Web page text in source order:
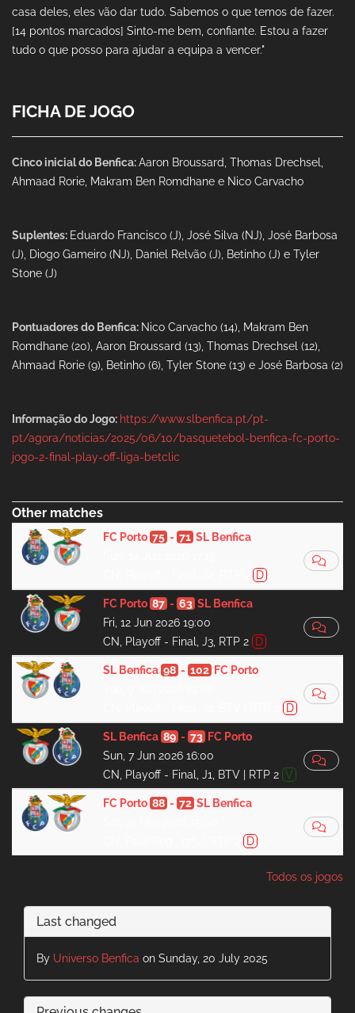
casa deles, eles vão dar tudo. Sabemos o que temos de fazer.
[14 pontos marcados] Sinto-me bem, confiante. Estou a fazer
tudo o que posso para ajudar a equipa a vencer."
FICHA DE JOGO
Cinco inicial do Benfica:Aaron Broussard, Thomas Drechsel,
Ahmaad Rorie, Makram Ben Romdhane e Nico Carvacho
Suplentes: Eduardo Francisco (J), José Silva (NJ), José Barbosa
(J), Diogo Gameiro (NJ), Daniel Relvão (J), Betinho (J) e Tyler
Stone (J)
Pontuadores do Benfica: Nico Carvacho (14), Makram Ben
Romdhane (20), Aaron Broussard (13), Thomas Drechsel (12),
Ahmaad Rorie (9), Betinho (6), Tyler Stone (13) e José Barbosa (2)
Informação do Jogo: https://www.slbenfica.pt/pt-
pt/agora/noticias/2025/06/10/basquetebol-benfica-fc-porto-
jogo-2-final-play-off-liga-betclic
Other matches
FC Porto 75- 71 SL Benfica
D
FC Porto 87- 63 SL Benfica
Fri, 12 Jun 2026 19:00
CN, Playoff - Final, J3, RTP 2
D
SL Benfica 98- 102 FC Porto
D
SL Benfica 89- 73 FC Porto
Sun, 7 Jun 2026 16:00
CN, Playoff - Final, J1, BTV | RTP 2 V
FC Porto 88- 72 SL Benfica
D
Todos os jogos
Last changed
By Universo Benfica on Sunday, 20 July 2025